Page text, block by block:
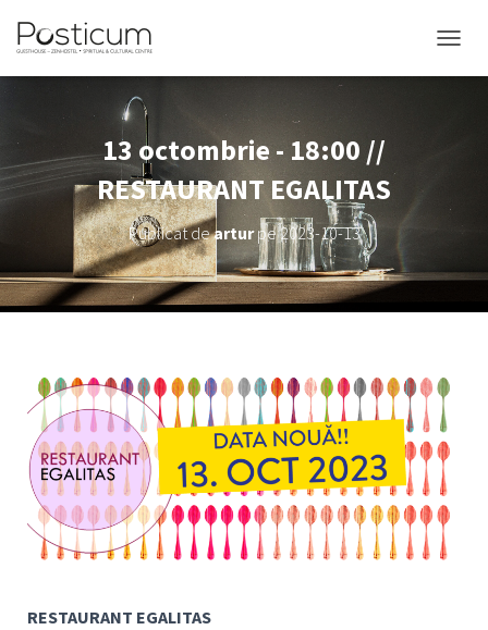
13 octombrie - 18:00 //
RESTAURANT EGALITAS
Publicat dearturpe2023-10-13
RESTAURANT EGALITAS